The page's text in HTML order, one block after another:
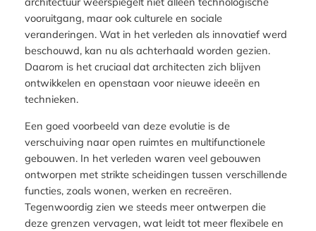
vooruitgang, maar ook culturele en sociale
veranderingen. Wat in het verleden als innovatief werd
beschouwd, kan nu als achterhaald worden gezien.
Daarom is het cruciaal dat architecten zich blijven
ontwikkelen en openstaan voor nieuwe ideeën en
technieken.
Een goed voorbeeld van deze evolutie is de
verschuiving naar open ruimtes en multifunctionele
gebouwen. In het verleden waren veel gebouwen
ontworpen met strikte scheidingen tussen verschillende
functies, zoals wonen, werken en recreëren.
Tegenwoordig zien we steeds meer ontwerpen die
deze grenzen vervagen, wat leidt tot meer flexibele en